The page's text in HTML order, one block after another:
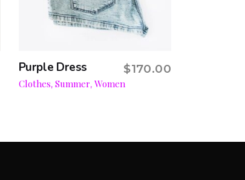
Add to cart
Purple Dress $170.00
Clothes, Summer, Women